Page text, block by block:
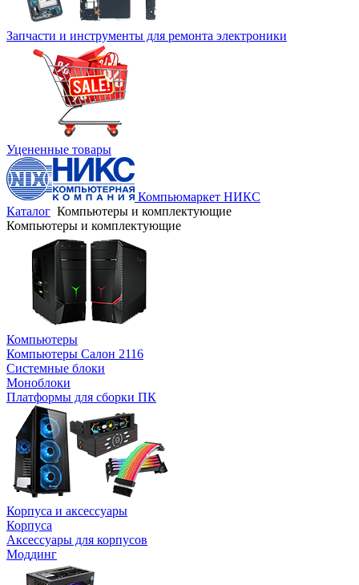
Запчасти и инструменты для ремонта электроники
Уцененные товары
Компьюмаркет НИКС
Каталог Компьютеры и комплектующие
Компьютеры и комплектующие
Компьютеры
Компьютеры Салон 2116
Системные блоки
Моноблоки
Платформы для сборки ПК
Корпуса и аксессуары
Корпуса
Аксессуары для корпусов
Моддинг